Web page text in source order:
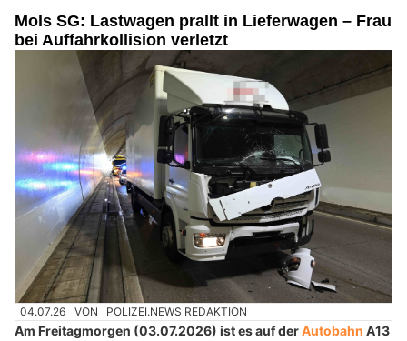
Mols SG: Lastwagen prallt in Lieferwagen – Frau
bei Auffahrkollision verletzt
04.07.26 VON POLIZEI.NEWS REDAKTION
Am Freitagmorgen (03.07.2026) ist es auf derAutobahn A13